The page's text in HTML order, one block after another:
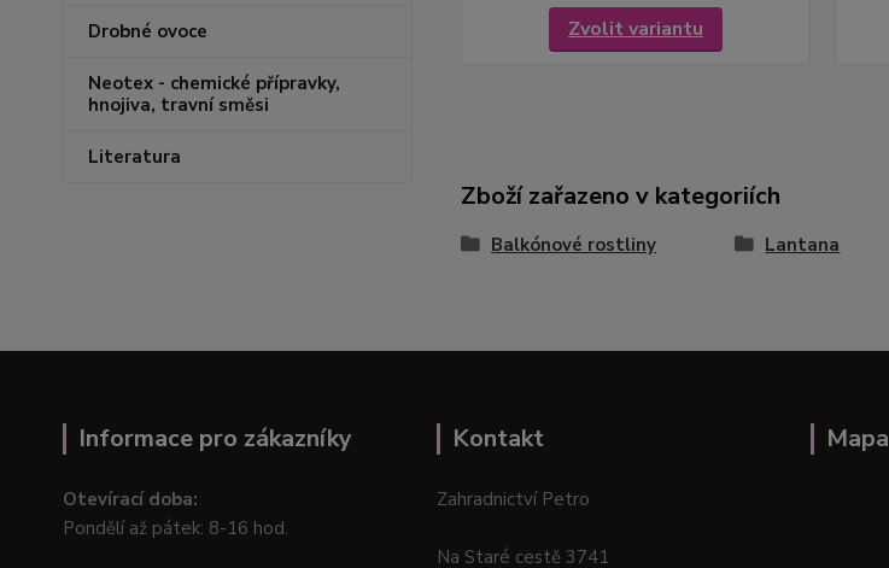
Drobné ovoce
Neotex - chemické přípravky,
hnojiva, travní směsi
Literatura
Zvolit variantu
Zboží zařazeno v kategoriích
Balkónové rostliny Lantana
Informace pro zákazníky
Otevírací doba:
Pondělí až pátek: 8-16 hod.
Kontakt
Zahradnictví Petro
Na Staré cestě 3741
Mapa